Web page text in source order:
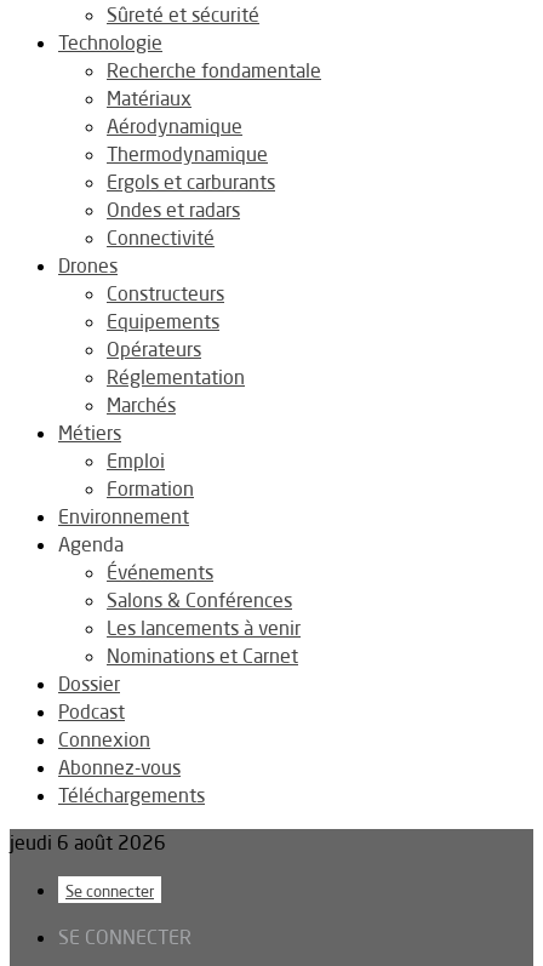
Sûreté et sécurité
Technologie
Recherche fondamentale
Matériaux
Aérodynamique
Thermodynamique
Ergols et carburants
Ondes et radars
Connectivité
Drones
Constructeurs
Equipements
Opérateurs
Réglementation
Marchés
Métiers
Emploi
Formation
Environnement
Agenda
Événements
Salons & Conférences
Les lancements à venir
Nominations et Carnet
Dossier
Podcast
Connexion
Abonnez-vous
Téléchargements
jeudi 6 août 2026
Se connecter
SE CONNECTER